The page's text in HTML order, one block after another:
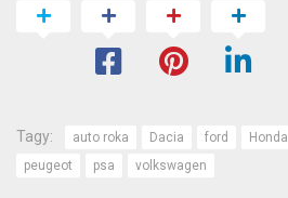
Tagy: auto roka Dacia ford Honda
peugeot
psa volkswagen